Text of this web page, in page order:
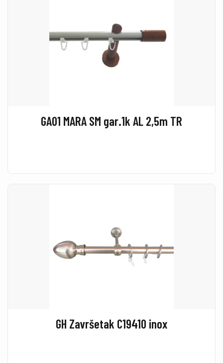
GA01 MARA SM gar.1k AL 2,5m TR
GH Završetak C19410 inox